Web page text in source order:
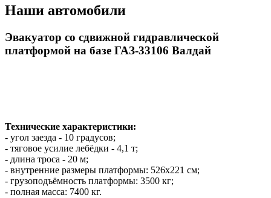
Наши автомобили
Эвакуатор со сдвижной гидравлической
платформой на базе ГАЗ-33106 Валдай
Технические характеристики:
- угол заезда - 10 градусов;
- тяговое усилие лебёдки - 4,1 т;
- длина троса - 20 м;
- внутренние размеры платформы: 526х221 см;
- грузоподъёмность платформы: 3500 кг;
- полная масса: 7400 кг.